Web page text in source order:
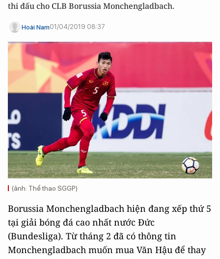
thi đấu cho CLB Borussia Monchengladbach.
Hoài Nam01/04/2019 08:37
(ảnh: Thể thao SGGP)
Borussia Monchengladbach hiện đang xếp thứ 5
tại giải bóng đá cao nhất nước Đức
(Bundesliga). Từ tháng 2 đã có thông tin
Monchengladbach muốn mua Văn Hậu để thay